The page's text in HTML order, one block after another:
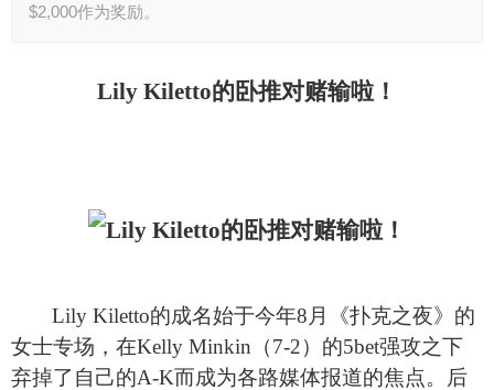
$2,000作为奖励。
Lily Kiletto的卧推对赌输啦！
Lily Kiletto的成名始于今年8月《扑克之夜》的
女士专场，在Kelly Minkin（7-2）的5bet强攻之下
弃掉了自己的A-K而成为各路媒体报道的焦点。后